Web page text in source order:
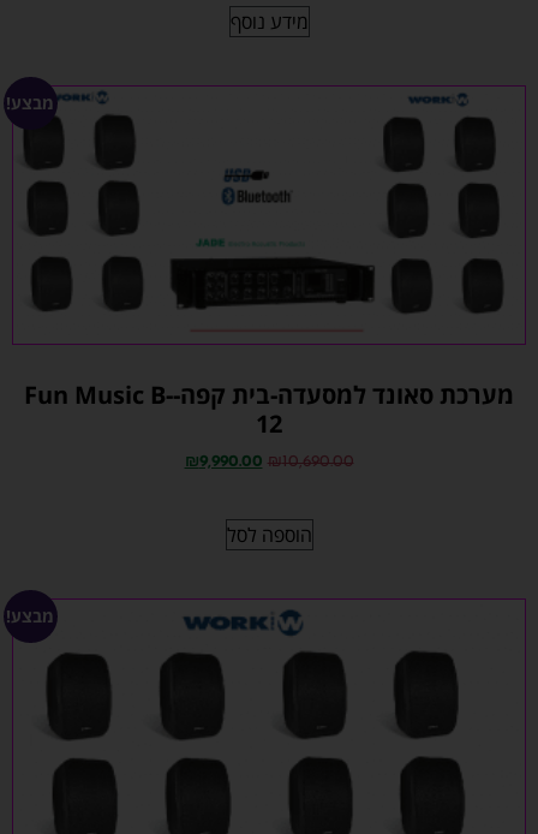
מידע נוסף
מבצע!
מערכת סאונד למסעדה-בית קפה-Fun Music B-
12
₪10,690.00
₪9,990.00
הוספה לסל
מבצע!